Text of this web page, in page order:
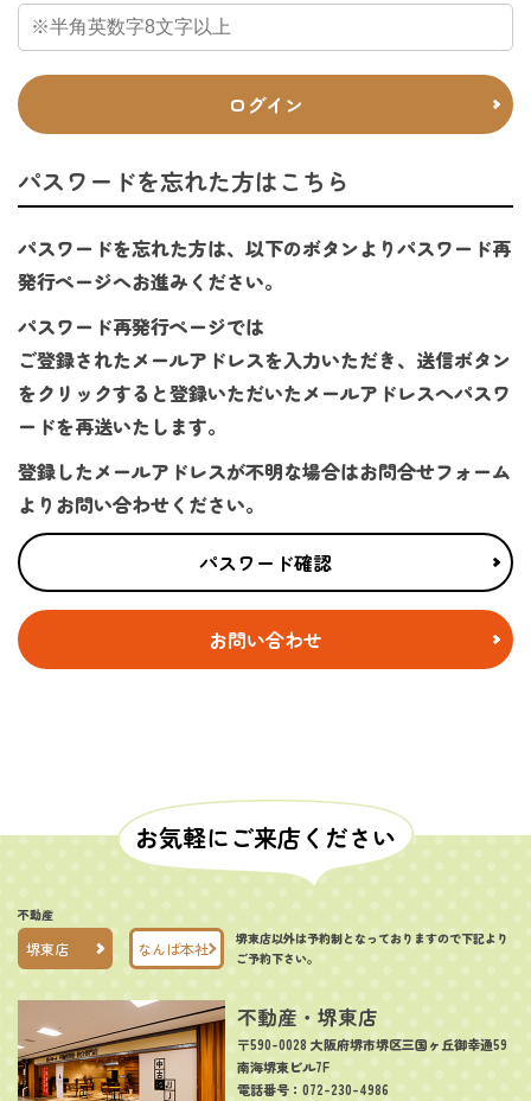
ログイン
パスワードを忘れた方はこちら
パスワードを忘れた方は、以下のボタンよりパスワード再
発行ページへお進みください。
パスワード再発行ページでは
ご登録されたメールアドレスを入力いただき、送信ボタン
をクリックすると登録いただいたメールアドレスへパスワ
ードを再送いたします。
登録したメールアドレスが不明な場合はお問合せフォーム
よりお問い合わせください。
パスワード確認
お問い合わせ
お気軽にご来店ください
不動産
堺東店 なんば本社
堺東店以外は予約制となっておりますので下記より
ご予約下さい。
不動産・堺東店
〒590-0028 大阪府堺市堺区三国ヶ丘御幸通59
南海堺東ビル7F
電話番号：072-230-4986